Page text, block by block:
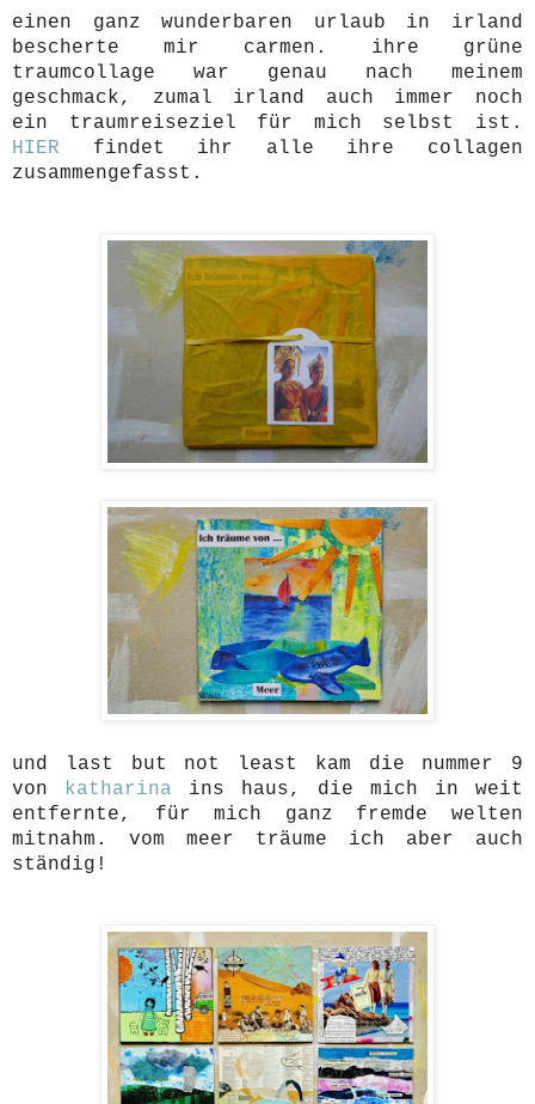
einen ganz wunderbaren urlaub in irland
bescherte mir carmen. ihre grüne
traumcollage war genau nach meinem
geschmack, zumal irland auch immer noch
ein traumreiseziel für mich selbst ist.
HIER findet ihr alle ihre collagen
zusammengefasst.
und last but not least kam die nummer 9
von katharina ins haus, die mich in weit
entfernte, für mich ganz fremde welten
mitnahm. vom meer träume ich aber auch
ständig!